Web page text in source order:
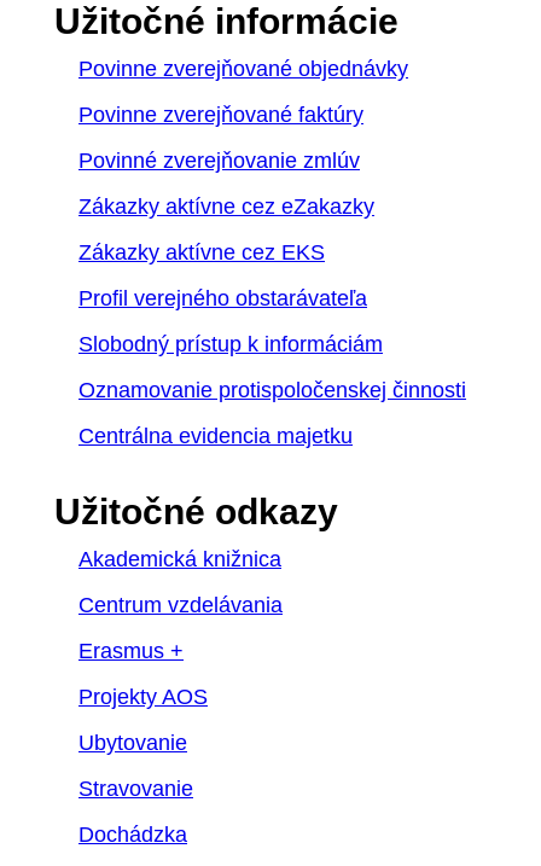
Užitočné informácie
Povinne zverejňované objednávky
Povinne zverejňované faktúry
Povinné zverejňovanie zmlúv
Zákazky aktívne cez eZakazky
Zákazky aktívne cez EKS
Profil verejného obstarávateľa
Slobodný prístup k informáciám
Oznamovanie protispoločenskej činnosti
Centrálna evidencia majetku
Užitočné odkazy
Akademická knižnica
Centrum vzdelávania
Erasmus +
Projekty AOS
Ubytovanie
Stravovanie
Dochádzka